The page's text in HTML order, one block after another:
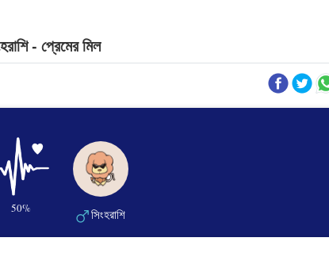
- প্রেমের মিল
50% সিংহরাশি